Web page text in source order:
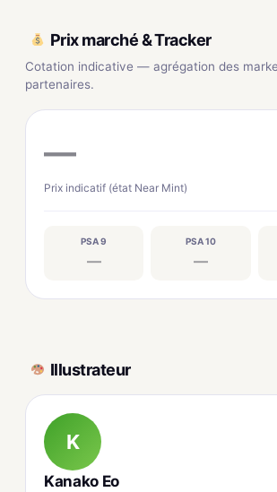
Prix marché & Tracker
Cotation indicative — agrégation des
partenaires.
—
Prix indicatif (état Near Mint)
PSA 9
—
PSA 10
—
Illustrateur
K
Kanako Eo